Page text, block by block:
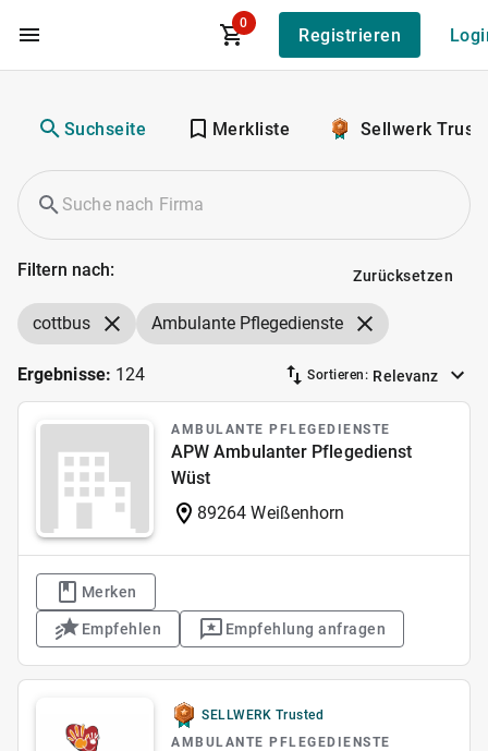
Zum Hauptinhalt
0
Registrieren
Suchseite Merkliste Sellwerk
Filtern nach: Zurücksetzen
cottbus Ambulante Pflegedienste
Ergebnisse: 124 Sortieren: Relevanz
AMBULANTE PFLEGEDIENSTE
APW Ambulanter Pflegedienst
Wüst
89264 Weißenhorn
Merken
Empfehlen Empfehlung anfragen
SELLWERK Trusted
AMBULANTE PFLEGEDIENSTE